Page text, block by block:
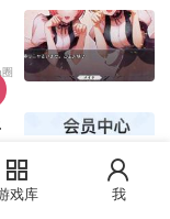
圈
务
戏库 我